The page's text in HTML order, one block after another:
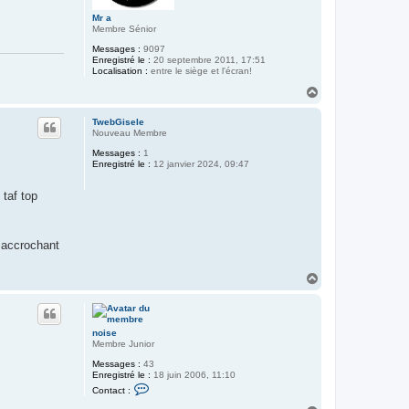
Mr a
Membre Sénior
Messages : 9097
Enregistré le : 20 septembre 2011, 17:51
Localisation : entre le siège et l'écran!
TwebGisele
Nouveau Membre
Messages : 1
Enregistré le : 12 janvier 2024, 09:47
taf top
noise
Membre Junior
Messages : 43
Enregistré le : 18 juin 2006, 11:10
Contact :